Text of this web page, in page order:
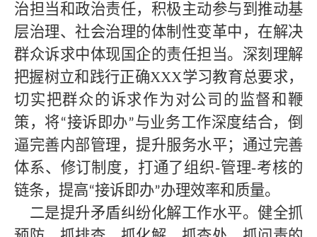
治担当和政治责任，积极主动参与到推动基
层治理、社会治理的体制性变革中，在解决
群众诉求中体现国企的责任担当。深刻理解
把握树立和践行正确XXX学习教育总要求，
切实把群众的诉求作为对公司的监督和鞭
策，将“接诉即办”与业务工作深度结合，倒
逼完善内部管理，提升服务水平；通过完善
体系、修订制度，打通了组织-管理-考核的
链条，提高“接诉即办”办理效率和质量。
二是提升矛盾纠纷化解工作水平。健全抓